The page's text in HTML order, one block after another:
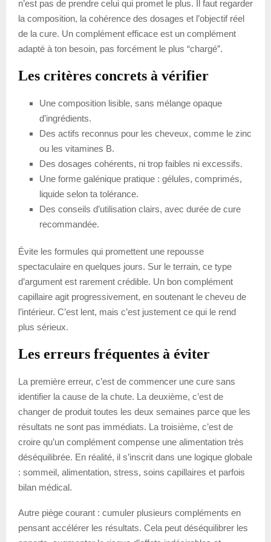
n’est pas de prendre celui qui promet le plus. Il faut regarder
la composition, la cohérence des dosages et l’objectif réel
de la cure. Un complément efficace est un complément
adapté à ton besoin, pas forcément le plus “chargé”.
Les critères concrets à vérifier
Une composition lisible, sans mélange opaque
d’ingrédients.
Des actifs reconnus pour les cheveux, comme le zinc
ou les vitamines B.
Des dosages cohérents, ni trop faibles ni excessifs.
Une forme galénique pratique : gélules, comprimés,
liquide selon ta tolérance.
Des conseils d’utilisation clairs, avec durée de cure
recommandée.
Évite les formules qui promettent une repousse
spectaculaire en quelques jours. Sur le terrain, ce type
d’argument est rarement crédible. Un bon complément
capillaire agit progressivement, en soutenant le cheveu de
l’intérieur. C’est lent, mais c’est justement ce qui le rend
plus sérieux.
Les erreurs fréquentes à éviter
La première erreur, c’est de commencer une cure sans
identifier la cause de la chute. La deuxième, c’est de
changer de produit toutes les deux semaines parce que les
résultats ne sont pas immédiats. La troisième, c’est de
croire qu’un complément compense une alimentation très
déséquilibrée. En réalité, il s’inscrit dans une logique globale
: sommeil, alimentation, stress, soins capillaires et parfois
bilan médical.
Autre piège courant : cumuler plusieurs compléments en
pensant accélérer les résultats. Cela peut déséquilibrer les